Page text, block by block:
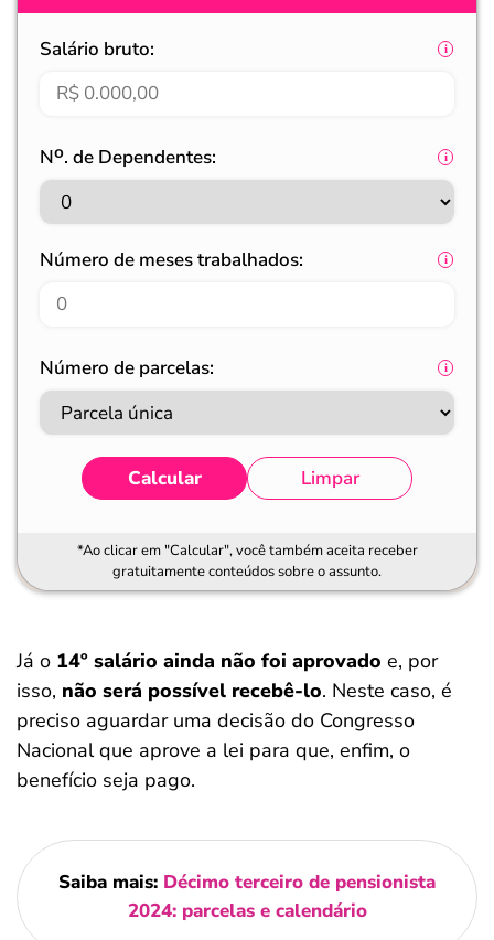
Salário bruto:
Nᴼ. de Dependentes:
Número de meses trabalhados:
Número de parcelas:
Calcular Limpar
*Ao clicar em "Calcular", você também aceita receber
gratuitamente conteúdos sobre o assunto.
Já o 14º salário ainda não foi aprovado e, por
isso, não será possível recebê-lo. Neste caso, é
preciso aguardar uma decisão do Congresso
Nacional que aprove a lei para que, enfim, o
benefício seja pago.
Saiba mais: Décimo terceiro de pensionista
2024: parcelas e calendário